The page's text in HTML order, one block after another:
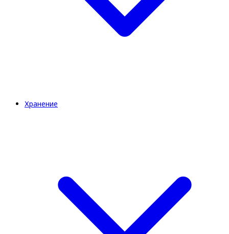
Хранение